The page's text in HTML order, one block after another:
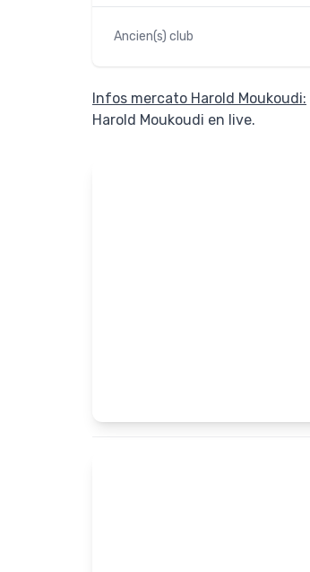
Ancien(s) club
Infos mercato Harold Moukoudi:
Harold Moukoudi en live.